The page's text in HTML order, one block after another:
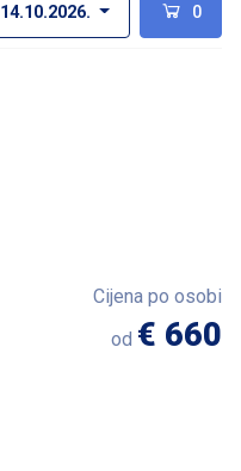
14.10.2026. 0
Cijena po osobi
od € 660